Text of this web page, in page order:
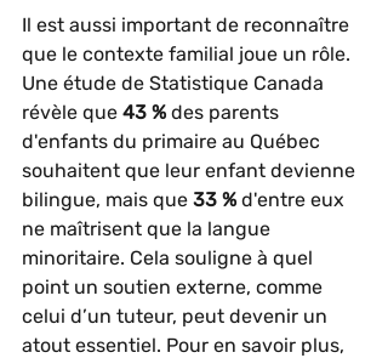
Il est aussi important de reconnaître
que le contexte familial joue un rôle.
Une étude de Statistique Canada
révèle que 43 % des parents
d'enfants du primaire au Québec
souhaitent que leur enfant devienne
bilingue, mais que 33 % d'entre eux
ne maîtrisent que la langue
minoritaire. Cela souligne à quel
point un soutien externe, comme
celui d’un tuteur, peut devenir un
atout essentiel. Pour en savoir plus,